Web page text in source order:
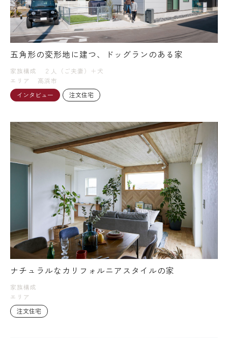
五角形の変形地に建つ、ドッグランのある家
家族構成
２人（ご夫妻）＋犬
エリア
高浜市
インタビュー
注文住宅
ナチュラルなカリフォルニアスタイルの家
家族構成
エリア
注文住宅